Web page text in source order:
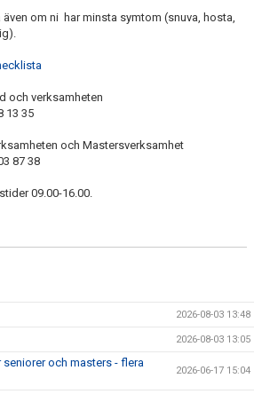
även om ni har minsta symtom (snuva, hosta,
och verksamheten
13 35
och Mastersverksamhet
87 38
09.00-16.00.
2026-08-03 13:48
2026-08-03 13:05
och masters - flera
2026-06-17 15:04